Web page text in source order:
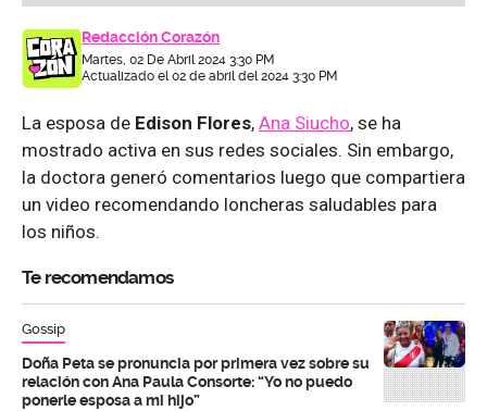
Redacción Corazón
Martes, 02 De Abril 2024 3:30 PM
Actualizado el 02 de abril del 2024 3:30 PM
La esposa de Edison Flores, Ana Siucho, se ha
mostrado activa en sus redes sociales. Sin embargo,
la doctora generó comentarios luego que compartiera
un video recomendando loncheras saludables para
los niños.
Te recomendamos
Gossip
Doña Peta se pronuncia por primera vez sobre su
relación con Ana Paula Consorte: “Yo no puedo
ponerle esposa a mi hijo”